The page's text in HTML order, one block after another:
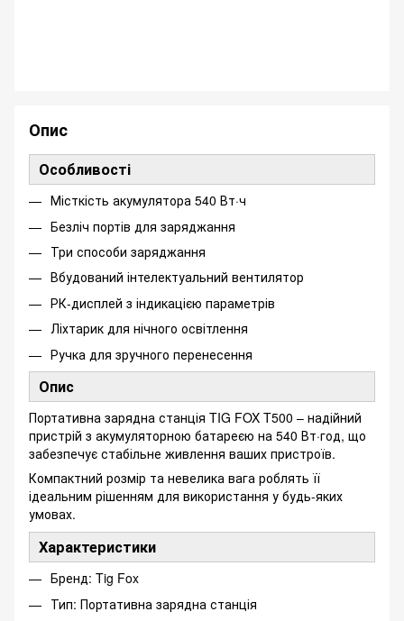
Опис
Особливості
Місткість акумулятора 540 Вт·ч
Безліч портів для заряджання
Три способи заряджання
Вбудований інтелектуальний вентилятор
РК-дисплей з індикацією параметрів
Ліхтарик для нічного освітлення
Ручка для зручного перенесення
Опис
Портативна зарядна станція TIG FOX T500 – надійний
пристрій з акумуляторною батареєю на 540 Вт·год, що
забезпечує стабільне живлення ваших пристроїв.
Компактний розмір та невелика вага роблять її
ідеальним рішенням для використання у будь-яких
умовах.
Характеристики
Бренд: Tig Fox
Тип: Портативна зарядна станція